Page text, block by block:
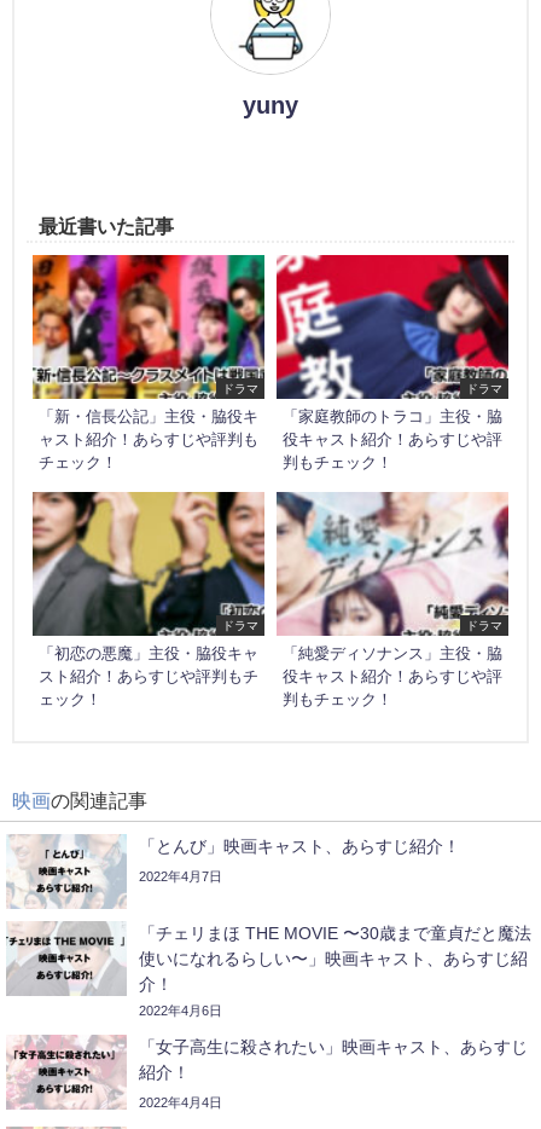
yuny
最近書いた記事
ドラマ
「新・信長公記」主役・脇役キ
ャスト紹介！あらすじや評判も
チェック！
ドラマ
「家庭教師のトラコ」主役・脇
役キャスト紹介！あらすじや評
判もチェック！
ドラマ
「初恋の悪魔」主役・脇役キャ
スト紹介！あらすじや評判もチ
ェック！
ドラマ
「純愛ディソナンス」主役・脇
役キャスト紹介！あらすじや評
判もチェック！
映画の関連記事
「とんび」映画キャスト、あらすじ紹介！
2022年4月7日
「チェリまほ THE MOVIE 〜30歳まで童貞だと魔法
使いになれるらしい〜」映画キャスト、あらすじ紹
介！
2022年4月6日
「女子高生に殺されたい」映画キャスト、あらすじ
紹介！
2022年4月4日